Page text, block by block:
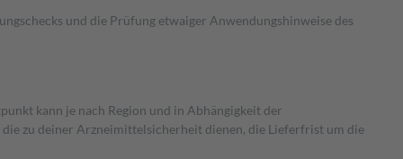
und die Prüfung etwaiger Anwendungshinweise des
kann je nach Region und in Abhängigkeit der
zu deiner Arzneimittelsicherheit dienen, die Lieferfrist um die